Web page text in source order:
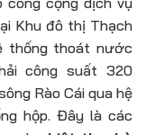
Khu đô thị Thạch
thống thoát nước
công suất 320
Rào Cái qua hệ
hộp. Đây là các